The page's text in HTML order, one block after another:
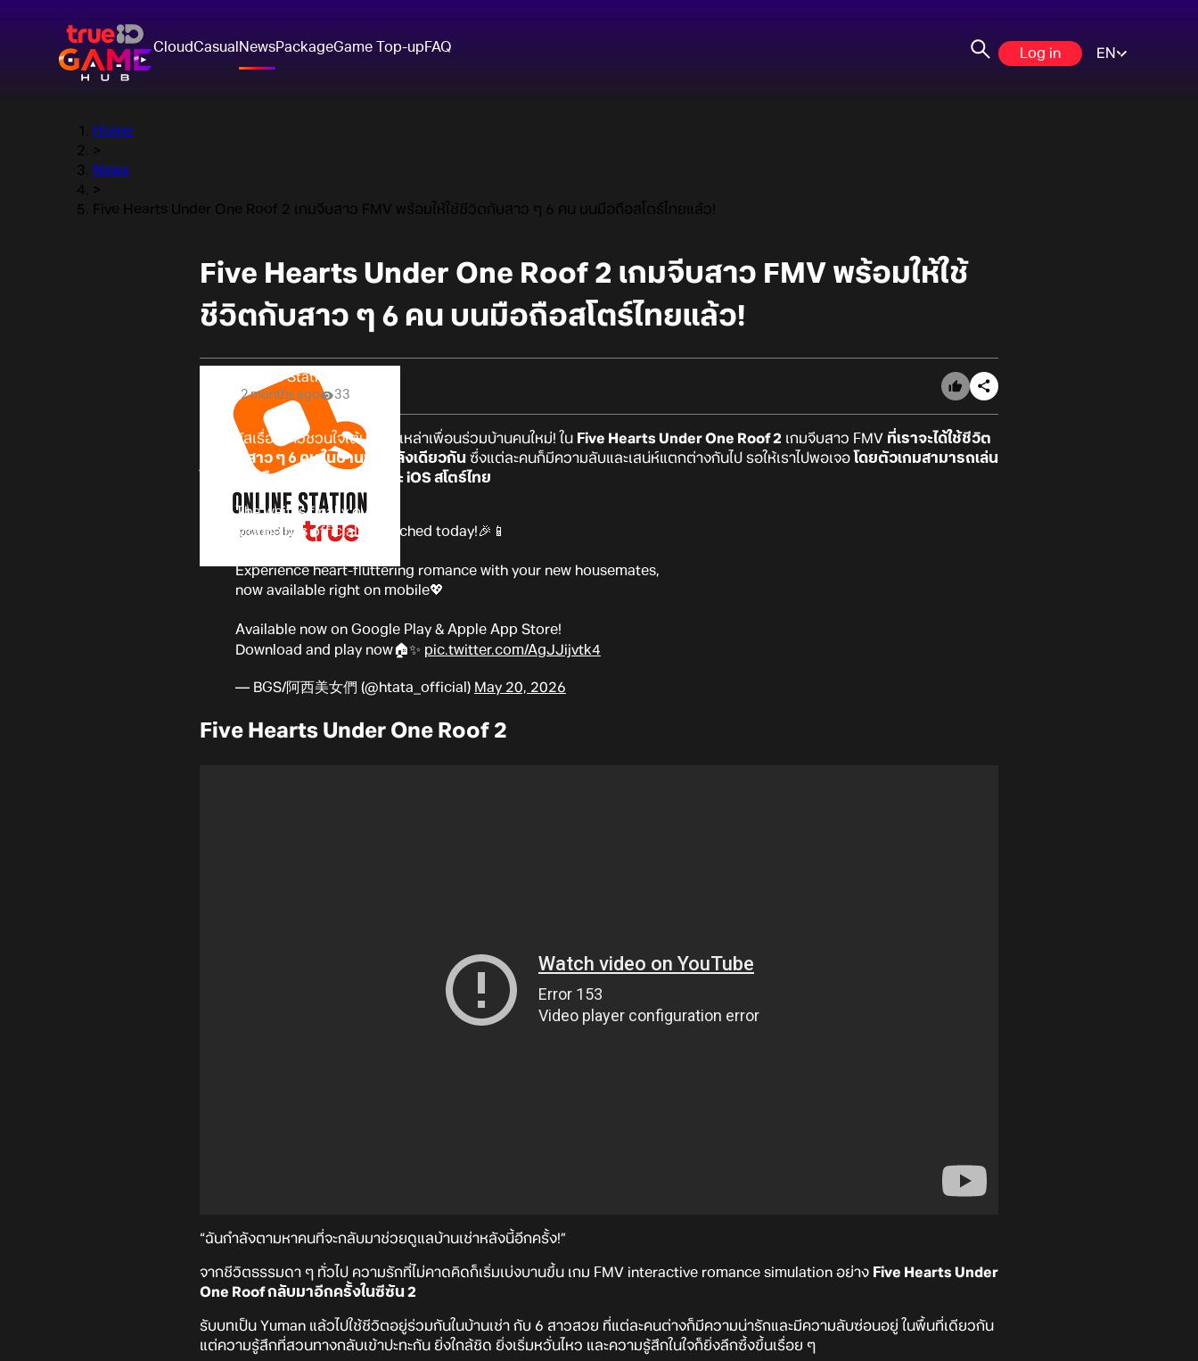
CloudCasual NewsPackageGame Top-upFAQ Log in EN
Home
>
News
>
Five Hearts Under One Roof 2 เกมจีบสาว FMV พร้อมให้ใช้ชีวิตกับสาว ๆ 6 คน บนมือถือสโตร์ไทยแล้ว!
Five Hearts Under One Roof 2 เกมจีบสาว FMV พร้อมให้ใช้
ชีวิตกับสาว ๆ 6 คน บนมือถือสโตร์ไทยแล้ว!
Online Station
2 months ago 33
มาสัมผัสเรื่องราวชวนใจเต้นไปกับเหล่าเพื่อนร่วมบ้านคนใหม่! ใน Five Hearts Under One Roof 2 เกมจีบสาว FMV ที่เราจะได้ใช้ชีวิต
ร่วมกับสาว ๆ 6 คน ในบ้านเช่าหลังเดียวกัน ซึ่งแต่ละคนก็มีความลับและเสน่ห์แตกต่างกันไป รอให้เราไปพอเจอ โดยตัวเกมสามารถเล่น
ได้แล้วบนมือถือทั้ง Android และ iOS สโตร์ไทย
The wait is finally over!
Mobile has officially launched today!🎉📱
Experience heart-fluttering romance with your new housemates,
now available right on mobile💖
Available now on Google Play & Apple App Store!
Download and play now🏠✨ pic.twitter.com/AgJJijvtk4
— BGS/阿西美女們 (@htata_official) May 20, 2026
Five Hearts Under One Roof 2
“ฉันกำลังตามหาคนที่จะกลับมาช่วยดูแลบ้านเช่าหลังนี้อีกครั้ง!”
จากชีวิตธรรมดา ๆ ทั่วไป ความรักที่ไม่คาดคิดก็เริ่มเบ่งบานขึ้น เกม FMV interactive romance simulation อย่าง Five Hearts Under
One Roof กลับมาอีกครั้งในซีซัน 2
รับบทเป็น Yuman แล้วไปใช้ชีวิตอยู่ร่วมกันในบ้านเช่า กับ 6 สาวสวย ที่แต่ละคนต่างก็มีความน่ารักและมีความลับซ่อนอยู่ ในพื้นที่เดียวกัน
แต่ความรู้สึกที่สวนทางกลับเข้าปะทะกัน ยิ่งใกล้ชิด ยิ่งเริ่มหวั่นไหว และความรู้สึกในใจก็ยิ่งลึกซึ้งขึ้นเรื่อย ๆ